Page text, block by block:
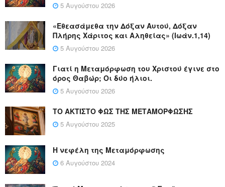
5 Αυγούστου 2026
«Εθεασάμεθα την Δόξαν Αυτού, Δόξαν
Πλήρης Χάριτος και Αληθείας» (Ιωάν.1,14)
5 Αυγούστου 2026
Γιατί η Μεταμόρφωση του Χριστού έγινε στο
όρος Θαβώρ; Οι δύο ήλιοι.
5 Αυγούστου 2026
ΤΟ ΑΚΤΙΣΤΟ ΦΩΣ ΤΗΣ ΜΕΤΑΜΟΡΦΩΣΗΣ
5 Αυγούστου 2025
Η νεφέλη της Μεταμόρφωσης
6 Αυγούστου 2024